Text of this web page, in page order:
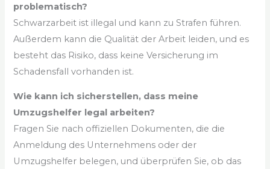
problematisch?
Schwarzarbeit ist illegal und kann zu Strafen führen.
Außerdem kann die Qualität der Arbeit leiden, und es
besteht das Risiko, dass keine Versicherung im
Schadensfall vorhanden ist.
Wie kann ich sicherstellen, dass meine
Umzugshelfer legal arbeiten?
Fragen Sie nach offiziellen Dokumenten, die die
Anmeldung des Unternehmens oder der
Umzugshelfer belegen, und überprüfen Sie, ob das